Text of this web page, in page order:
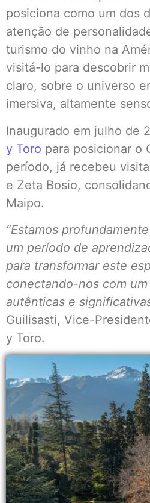
posiciona como um dos
atenção de
turismo do vinho na
visitá-lo para descobrir
claro, sobre o universo
imersiva, altamente
Inaugurado em julho de
y Toro para posicionar o
período, já recebeu
e Zeta Bosio,
Maipo.
“Estamos
um período de
para transformar este
conectando-nos com
autênticas e
Guilisasti, Vice-
y Toro.